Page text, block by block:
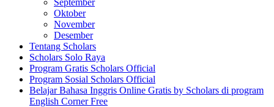
September
Oktober
November
Desember
Tentang Scholars
Scholars Solo Raya
Program Gratis Scholars Official
Program Sosial Scholars Official
Belajar Bahasa Inggris Online Gratis by Scholars di program
English Corner Free